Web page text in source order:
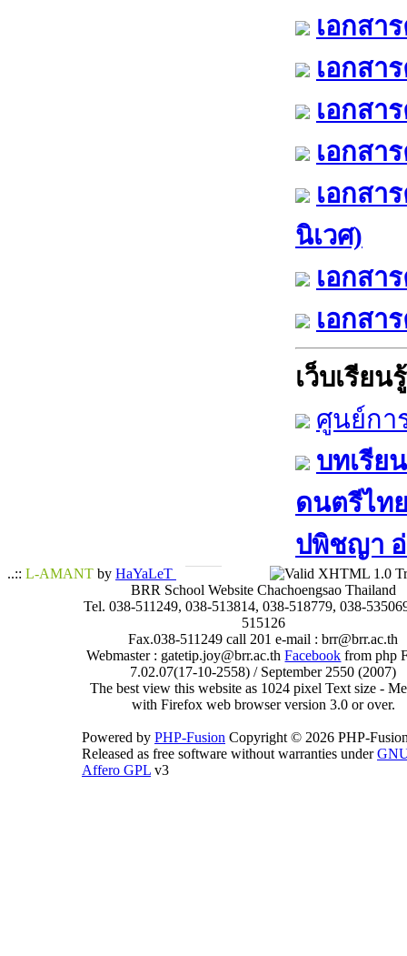
เอกสา
เอกสา
เอกสา
เอกสา
เอกสา
นิเวศ)
เอกสา
เอกสา
เว็บเรียนรู้
ศูนย์กา
บทเรีย
ดนตรีไท
ปพิชญา​ อ่
..:: L-AMANT by HaYaLeT
BRR School Website Chachoengsao Thailand
Tel. 038-511249, 038-513814, 038-518779, 038-
515126
Fax.038-511249 call 201 e-mail : brr@brr.ac.th
Webmaster : gatetip.joy@brr.ac.thFacebook from php
7.02.07(17-10-2558) / September 2550 (2007)
The best view this website as 1024 pixel Text size -
with Firefox web browser version 3.0 or over.
Powered by PHP-Fusion Copyright © 2026 PHP-
Released as free software without warranties under
Affero GPL v3